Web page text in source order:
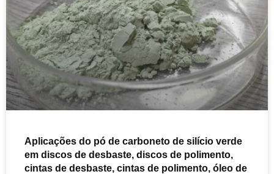
Aplicações do pó de carboneto de silício verde
em discos de desbaste, discos de polimento,
cintas de desbaste, cintas de polimento, óleo de